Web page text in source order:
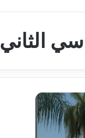
الثاني